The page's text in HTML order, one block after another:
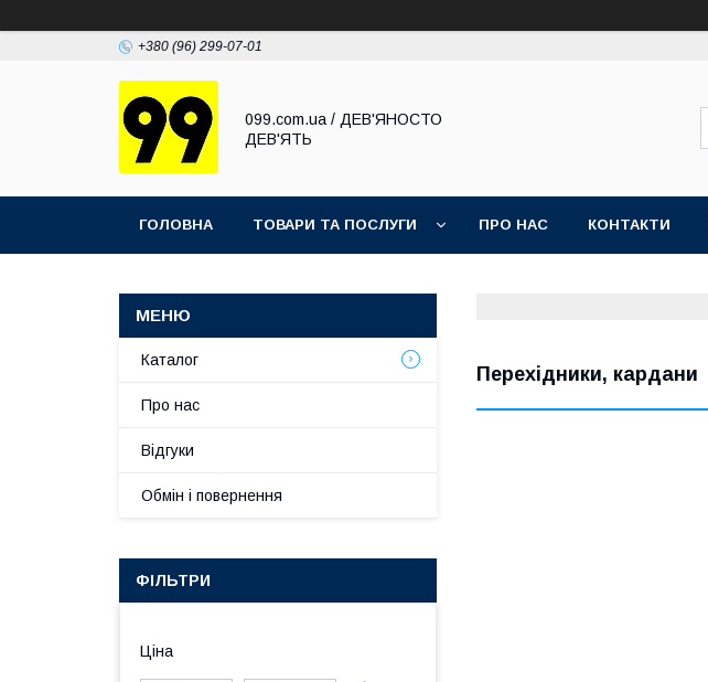
+380 (96) 299-07-01
099.com.ua / ДЕВ'ЯНОСТО
ДЕВ'ЯТЬ
ГОЛОВНА ТОВАРИ ТА ПОСЛУГИ ПРО НАС КОНТАКТИ
Перехідники, кардани
Каталог
Про нас
Відгуки
Обмін і повернення
ФІЛЬТРИ
Ціна